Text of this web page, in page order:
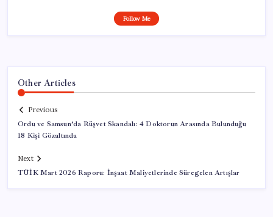
Follow Me
Other Articles
Previous
Ordu ve Samsun’da Rüşvet Skandalı: 4 Doktorun Arasında Bulunduğu
18 Kişi Gözaltında
Next
TÜİK Mart 2026 Raporu: İnşaat Maliyetlerinde Süregelen Artışlar